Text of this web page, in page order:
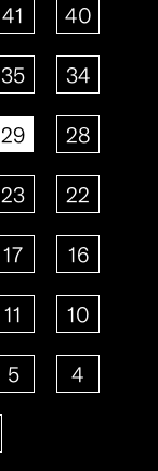
41 40
35 34
29 28
23 22
17 16
11 10
5 4